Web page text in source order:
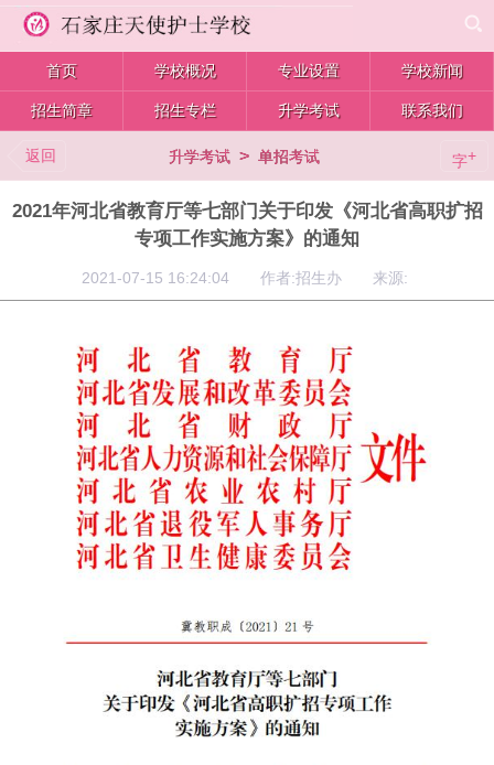
首页 学校概况 专业设置 学校新闻
招生简章 招生专栏 升学考试 联系我们
返回 升学考试 > 单招考试 字+
2021年河北省教育厅等七部门关于印发《河北省高职扩招
专项工作实施方案》的通知
2021-07-15 16:24:04 作者:招生办 来源: